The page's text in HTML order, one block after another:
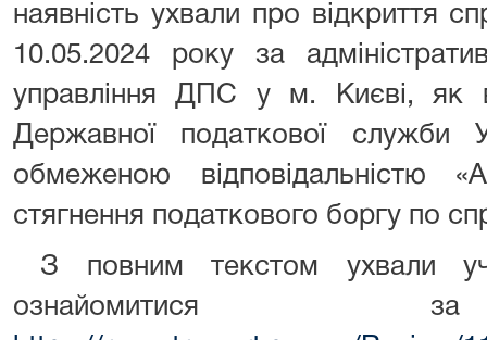
наявність ухвали про відкриття
10.05.2024 року за
управління ДПС у м. Києві, як
Державної податкової служби
обмеженою
стягнення податкового боргу по
З повним текстом ухвали
ознайомитися